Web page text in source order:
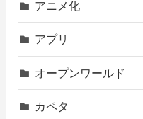
アニメ化
アプリ
オープンワールド
カペタ